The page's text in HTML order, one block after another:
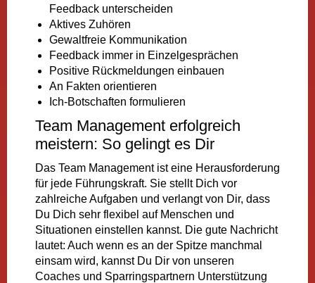
Feedback unterscheiden
Aktives Zuhören
Gewaltfreie Kommunikation
Feedback immer in Einzelgesprächen
Positive Rückmeldungen einbauen
An Fakten orientieren
Ich-Botschaften formulieren
Team Management erfolgreich
meistern: So gelingt es Dir
Das Team Management ist eine Herausforderung
für jede Führungskraft. Sie stellt Dich vor
zahlreiche Aufgaben und verlangt von Dir, dass
Du Dich sehr flexibel auf Menschen und
Situationen einstellen kannst. Die gute Nachricht
lautet: Auch wenn es an der Spitze manchmal
einsam wird, kannst Du Dir von unseren
Coaches und Sparringspartnern Unterstützung